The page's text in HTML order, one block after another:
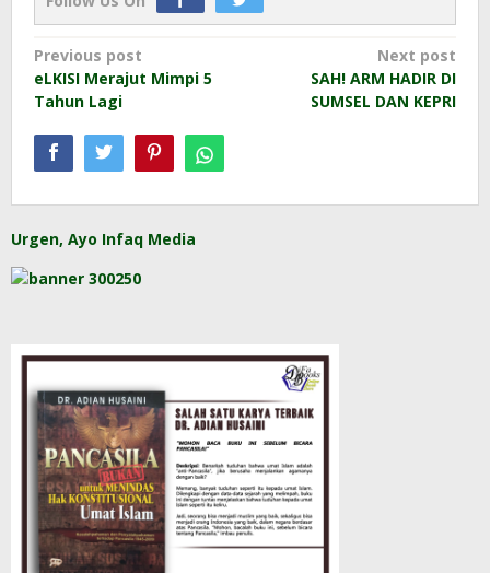
Post
navigation
Previous post
eLKISI Merajut Mimpi 5
Tahun Lagi
Next post
SAH! ARM HADIR DI
SUMSEL DAN KEPRI
Urgen, Ayo Infaq Media